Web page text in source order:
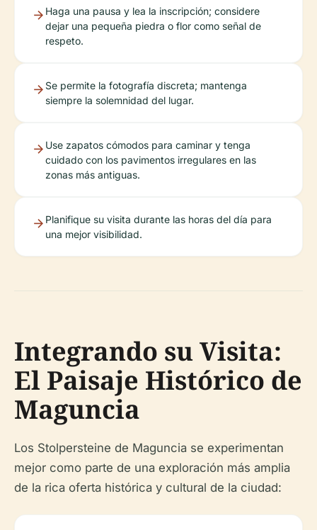
Haga una pausa y lea la inscripción; considere
dejar una pequeña piedra o flor como señal de
respeto.
Se permite la fotografía discreta; mantenga
siempre la solemnidad del lugar.
Use zapatos cómodos para caminar y tenga
cuidado con los pavimentos irregulares en las
zonas más antiguas.
Planifique su visita durante las horas del día para
una mejor visibilidad.
Integrando su Visita:
El Paisaje Histórico de
Maguncia
Los Stolpersteine de Maguncia se experimentan
mejor como parte de una exploración más amplia
de la rica oferta histórica y cultural de la ciudad: